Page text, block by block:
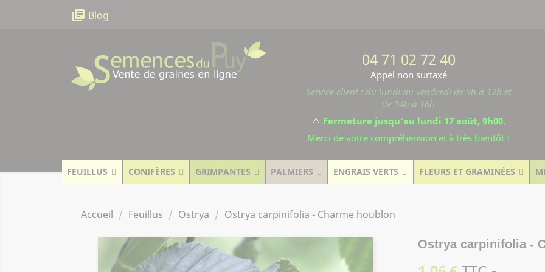
library_books Blog
04 71 02 72 40
Appel non surtaxé
Service client : du lundi au vendredi de 9h à 12h et
de 14h à 16h
⚠️ Fermeture jusqu'au lundi 17 août, 9h00.
Merci de votre compréhension et à très bientôt !
FEUILLUS CONIFÈRES GRIMPANTES PALMIERS ENGRAIS VERTS FLEURS ET GRAMINÉES
Accueil Feuillus Ostrya Ostrya carpinifolia - Charme houblon
Ostrya carpinifolia -